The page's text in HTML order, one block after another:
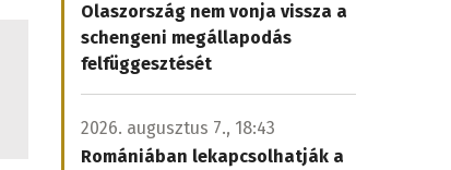
Olaszország nem vonja vissza a
schengeni megállapodás
felfüggesztését
2026. augusztus 7., 18:43
Romániában lekapcsolhatják a